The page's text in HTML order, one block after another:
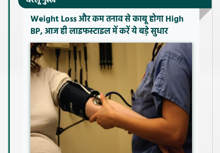
Weight Loss और कम तनाव से काबू होगा High
BP, आज ही लाइफस्टाइल में करें ये बड़े सुधार